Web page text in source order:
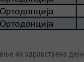
на здравствена